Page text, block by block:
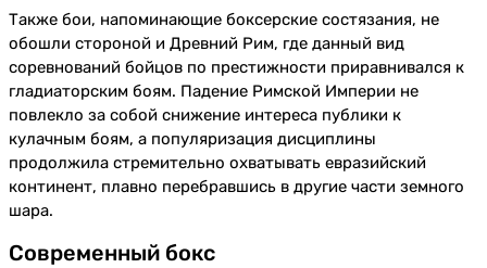
Также бои, напоминающие боксерские состязания, не
обошли стороной и Древний Рим, где данный вид
соревнований бойцов по престижности приравнивался к
гладиаторским боям. Падение Римской Империи не
повлекло за собой снижение интереса публики к
кулачным боям, а популяризация дисциплины
продолжила стремительно охватывать евразийский
континент, плавно перебравшись в другие части земного
шара.
Современный бокс